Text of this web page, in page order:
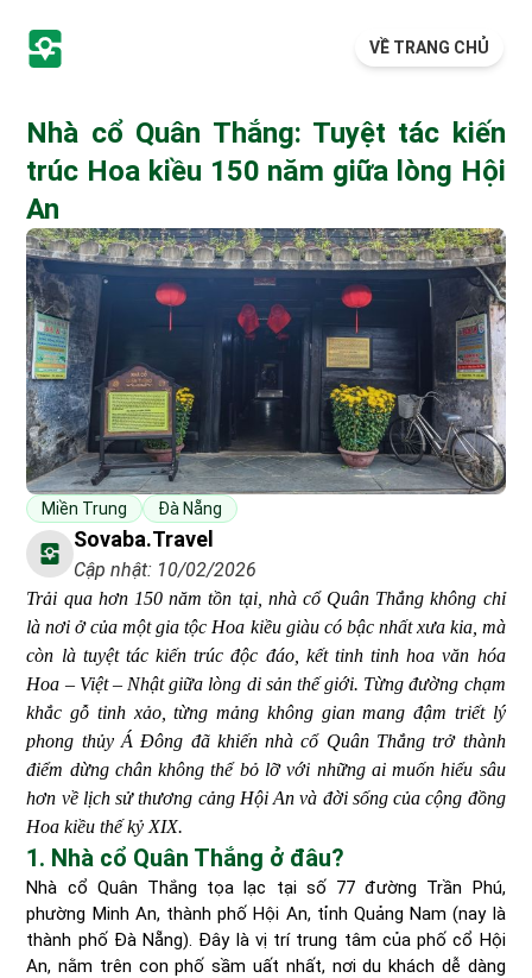
VỀ TRANG CHỦ
Nhà cổ Quân Thắng: Tuyệt tác kiến
trúc Hoa kiều 150 năm giữa lòng Hội
An
Miền Trung Đà Nẵng
Sovaba.travel
Cập nhật: 10/02/2026
Trải qua hơn 150 năm tồn tại, nhà cổ Quân Thắng không chỉ
là nơi ở của một gia tộc Hoa kiều giàu có bậc nhất xưa kia, mà
còn là tuyệt tác kiến trúc độc đáo, kết tinh tinh hoa văn hóa
Hoa – Việt – Nhật giữa lòng di sản thế giới. Từng đường chạm
khắc gỗ tinh xảo, từng mảng không gian mang đậm triết lý
phong thủy Á Đông đã khiến nhà cổ Quân Thắng trở thành
điểm dừng chân không thể bỏ lỡ với những ai muốn hiểu sâu
hơn về lịch sử thương cảng Hội An và đời sống của cộng đồng
Hoa kiều thế kỷ XIX.
1. Nhà cổ Quân Thắng ở đâu?
Nhà cổ Quân Thắng tọa lạc tại số 77 đường Trần Phú,
phường Minh An, thành phố Hội An, tỉnh Quảng Nam (nay là
thành phố Đà Nẵng). Đây là vị trí trung tâm của phố cổ Hội
An, nằm trên con phố sầm uất nhất, nơi du khách dễ dàng